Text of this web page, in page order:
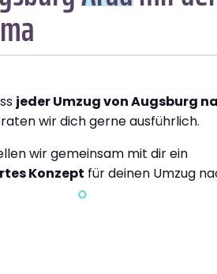
jeder Umzug von Augsburg
wir dich gerne ausführlich.
wir gemeinsam mit dir ein
Konzept für deinen Umzug